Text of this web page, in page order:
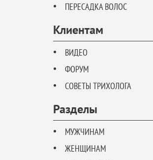
ПЕРЕСАДКА ВОЛОС
Клиентам
ВИДЕО
ФОРУМ
СОВЕТЫ ТРИХОЛОГА
Разделы
МУЖЧИНАМ
ЖЕНЩИНАМ